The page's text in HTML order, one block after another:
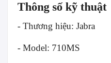
Thông số kỹ thuật
- Thương hiệu: Jabra
- Model: 710MS